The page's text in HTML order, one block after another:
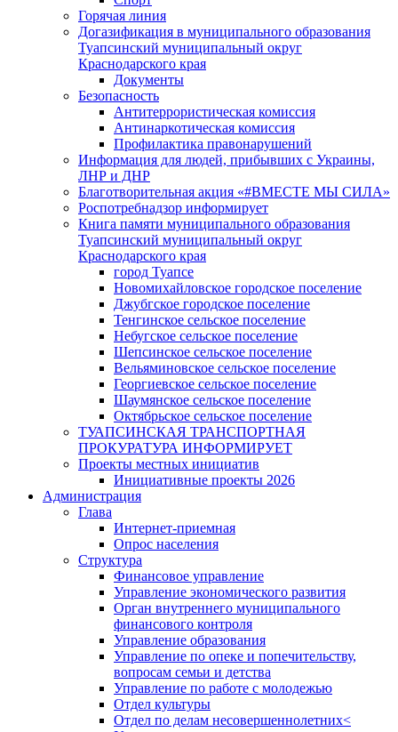
Горячая линия
Догазификация в муниципального образования
Туапсинский муниципальный округ
Краснодарского края
Документы
Безопасность
Антитеррористическая комиссия
Антинаркотическая комиссия
Профилактика правонарушений
Информация для людей, прибывших с Украины,
ЛНР и ДНР
Благотворительная акция «#ВМЕСТЕ МЫ СИЛА»
Роспотребнадзор информирует
Книга памяти муниципального образования
Туапсинский муниципальный округ
Краснодарского края
город Туапсе
Новомихайловское городское поселение
Джубгское городское поселение
Тенгинское сельское поселение
Небугское сельское поселение
Шепсинское сельское поселение
Вельяминовское сельское поселение
Георгиевское сельское поселение
Шаумянское сельское поселение
Октябрьское сельское поселение
ТУАПСИНСКАЯ ТРАНСПОРТНАЯ
ПРОКУРАТУРА ИНФОРМИРУЕТ
Проекты местных инициатив
Инициативные проекты 2026
Администрация
Глава
Интернет-приемная
Опрос населения
Структура
Финансовое управление
Управление экономического развития
Орган внутреннего муниципального
финансового контроля
Управление образования
Управление по опеке и попечительству,
вопросам семьи и детства
Управление по работе с молодежью
Отдел культуры
Отдел по делам несовершеннолетних<